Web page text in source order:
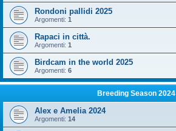
Rondoni pallidi 2025
Argomenti: 1
Rapaci in città.
Argomenti: 1
Birdcam in the world 2025
Argomenti: 6
Breeding Season 2024
Alex e Amelia 2024
Argomenti: 14